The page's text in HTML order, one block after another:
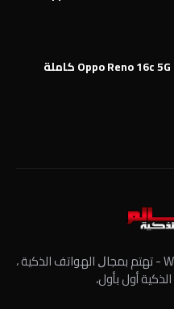
عالم الهواتف الذكية World of Mobile - ﺗﻬﺘﻢ ﺑﻤﺠﺎﻝ الهواتف الذكية ،
أول بأول،